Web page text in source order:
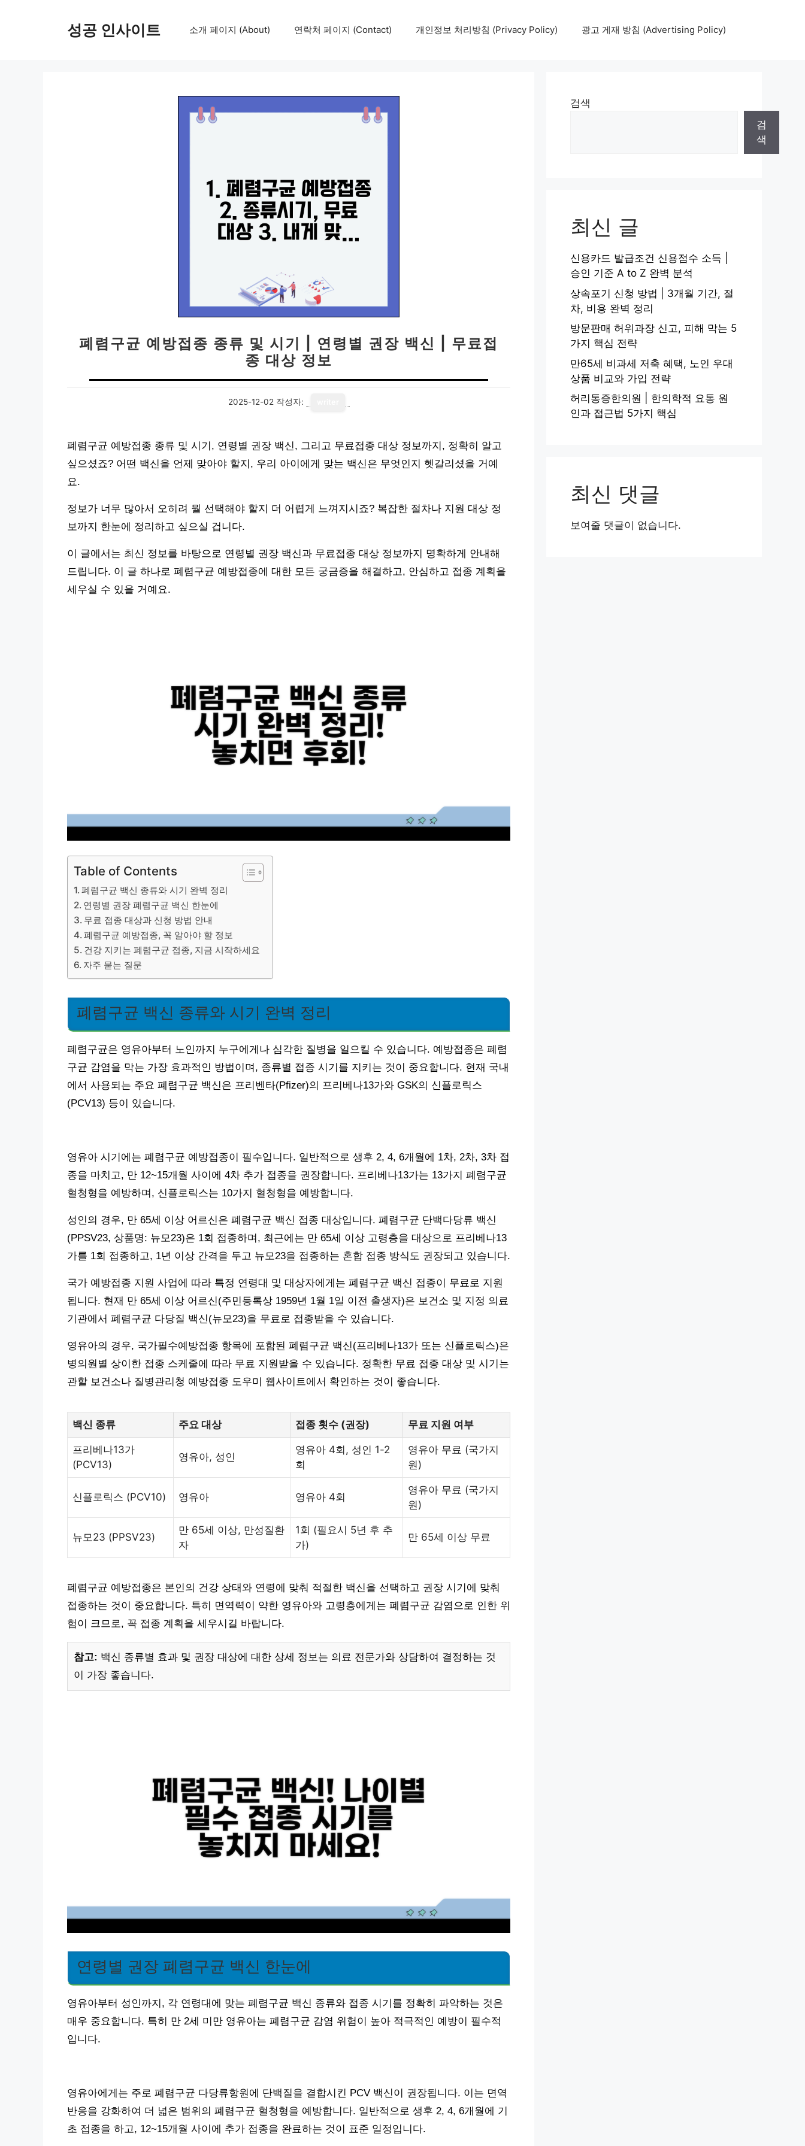
성공 인사이트 소개 페이지 (About) 연락처 페이지 (Contact) 개인정보 처리방침 (Privacy Policy) 광고 게재 방침 (Advertising Policy)
폐렴구균 예방접종 종류 및 시기 | 연령별 권장 백신 | 무료접
종 대상 정보
2025-12-02 작성자:
폐렴구균 예방접종 종류 및 시기, 연령별 권장 백신, 그리고 무료접종 대상 정보까지, 정확히 알고
싶으셨죠? 어떤 백신을 언제 맞아야 할지, 우리 아이에게 맞는 백신은 무엇인지 헷갈리셨을 거예
요.
정보가 너무 많아서 오히려 뭘 선택해야 할지 더 어렵게 느껴지시죠? 복잡한 절차나 지원 대상 정
보까지 한눈에 정리하고 싶으실 겁니다.
이 글에서는 최신 정보를 바탕으로 연령별 권장 백신과 무료접종 대상 정보까지 명확하게 안내해
드립니다. 이 글 하나로 폐렴구균 예방접종에 대한 모든 궁금증을 해결하고, 안심하고 접종 계획을
세우실 수 있을 거예요.
Table of Contents
폐렴구균 백신 종류와 시기 완벽 정리
연령별 권장 폐렴구균 백신 한눈에
무료 접종 대상과 신청 방법 안내
폐렴구균 예방접종, 꼭 알아야 할 정보
건강 지키는 폐렴구균 접종, 지금 시작하세요
자주 묻는 질문
폐렴구균 백신 종류와 시기 완벽 정리
폐렴구균은 영유아부터 노인까지 누구에게나 심각한 질병을 일으킬 수 있습니다. 예방접종은 폐렴
구균 감염을 막는 가장 효과적인 방법이며, 종류별 접종 시기를 지키는 것이 중요합니다. 현재 국내
에서 사용되는 주요 폐렴구균 백신은 프리벤타(Pfizer)의 프리베나13가와 GSK의 신플로릭스
(PCV13) 등이 있습니다.
영유아 시기에는 폐렴구균 예방접종이 필수입니다. 일반적으로 생후 2, 4, 6개월에 1차, 2차, 3차 접
종을 마치고, 만 12~15개월 사이에 4차 추가 접종을 권장합니다. 프리베나13가는 13가지 폐렴구균
혈청형을 예방하며, 신플로릭스는 10가지 혈청형을 예방합니다.
성인의 경우, 만 65세 이상 어르신은 폐렴구균 백신 접종 대상입니다. 폐렴구균 단백다당류 백신
(PPSV23, 상품명: 뉴모23)은 1회 접종하며, 최근에는 만 65세 이상 고령층을 대상으로 프리베나13
가를 1회 접종하고, 1년 이상 간격을 두고 뉴모23을 접종하는 혼합 접종 방식도 권장되고 있습니다.
국가 예방접종 지원 사업에 따라 특정 연령대 및 대상자에게는 폐렴구균 백신 접종이 무료로 지원
됩니다. 현재 만 65세 이상 어르신(주민등록상 1959년 1월 1일 이전 출생자)은 보건소 및 지정 의료
기관에서 폐렴구균 다당질 백신(뉴모23)을 무료로 접종받을 수 있습니다.
영유아의 경우, 국가필수예방접종 항목에 포함된 폐렴구균 백신(프리베나13가 또는 신플로릭스)은
병의원별 상이한 접종 스케줄에 따라 무료 지원받을 수 있습니다. 정확한 무료 접종 대상 및 시기는
관할 보건소나 질병관리청 예방접종 도우미 웹사이트에서 확인하는 것이 좋습니다.
백신 종류 주요 대상 접종 횟수 (권장) 무료 지원 여부
프리베나13가
(PCV13)
영유아, 성인
영유아 4회, 성인 1-2
회
영유아 무료 (국가지
원)
신플로릭스 (PCV10) 영유아 영유아 4회
영유아 무료 (국가지
원)
뉴모23 (PPSV23)
만 65세 이상, 만성질환
자
1회 (필요시 5년 후 추
가)
만 65세 이상 무료
폐렴구균 예방접종은 본인의 건강 상태와 연령에 맞춰 적절한 백신을 선택하고 권장 시기에 맞춰
접종하는 것이 중요합니다. 특히 면역력이 약한 영유아와 고령층에게는 폐렴구균 감염으로 인한 위
험이 크므로, 꼭 접종 계획을 세우시길 바랍니다.
참고: 백신 종류별 효과 및 권장 대상에 대한 상세 정보는 의료 전문가와 상담하여 결정하는 것
이 가장 좋습니다.
연령별 권장 폐렴구균 백신 한눈에
영유아부터 성인까지, 각 연령대에 맞는 폐렴구균 백신 종류와 접종 시기를 정확히 파악하는 것은
매우 중요합니다. 특히 만 2세 미만 영유아는 폐렴구균 감염 위험이 높아 적극적인 예방이 필수적
입니다.
영유아에게는 주로 폐렴구균 다당류항원에 단백질을 결합시킨 PCV 백신이 권장됩니다. 이는 면역
반응을 강화하여 더 넓은 범위의 폐렴구균 혈청형을 예방합니다. 일반적으로 생후 2, 4, 6개월에 기
초 접종을 하고, 12~15개월 사이에 추가 접종을 완료하는 것이 표준 일정입니다.
검색
검
색
최신 글
신용카드 발급조건 신용점수 소득 |
승인 기준 A to Z 완벽 분석
상속포기 신청 방법 | 3개월 기간, 절
차, 비용 완벽 정리
방문판매 허위과장 신고, 피해 막는 5
가지 핵심 전략
만65세 비과세 저축 혜택, 노인 우대
상품 비교와 가입 전략
허리통증한의원 | 한의학적 요통 원
인과 접근법 5가지 핵심
최신 댓글
보여줄 댓글이 없습니다.